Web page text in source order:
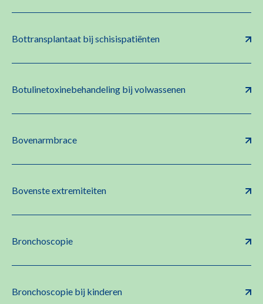
Bottransplantaat bij schisispatiënten
Botulinetoxinebehandeling bij volwassenen
Bovenarmbrace
Bovenste extremiteiten
Bronchoscopie
Bronchoscopie bij kinderen